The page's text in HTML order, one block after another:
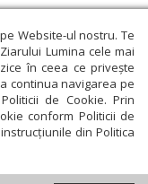
Website-ul nostru. Te
Lumina cele mai
în ceea ce privește
continua navigarea pe
de Cookie. Prin
conform Politicii de
din Politica
Opinii